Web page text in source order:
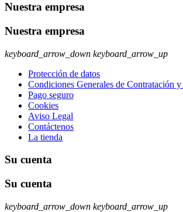
Nuestra empresa
Nuestra empresa
keyboard_arrow_down keyboard_arrow_up
Protección de datos
Condiciones Generales de Contratación
Pago seguro
Cookies
Aviso Legal
Contáctenos
La tienda
Su cuenta
Su cuenta
keyboard_arrow_down keyboard_arrow_up